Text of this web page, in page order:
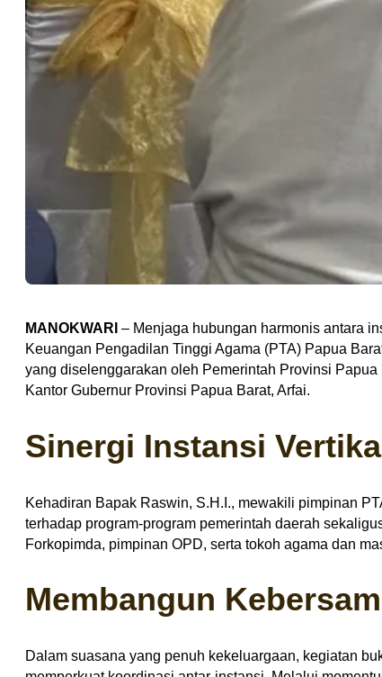
MANOKWARI – Menjaga hubungan harmonis antara
Keuangan Pengadilan Tinggi Agama (PTA) Papua
yang diselenggarakan oleh Pemerintah Provinsi
Kantor Gubernur Provinsi Papua Barat, Arfai.
Sinergi Instansi
Kehadiran Bapak Raswin, S.H.I., mewakili pimpinan
terhadap program-program pemerintah daerah
Forkopimda, pimpinan OPD, serta tokoh agama dan
Membangun
Dalam suasana yang penuh kekeluargaan, kegiatan